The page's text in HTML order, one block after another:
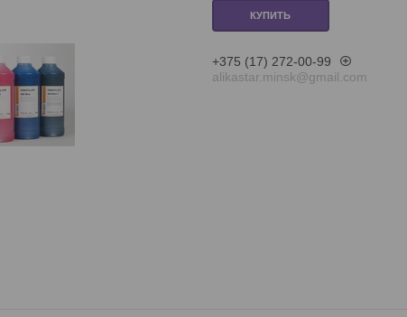
КУПИТЬ
+375 (17) 272-00-99
alikastar.minsk@gmail.com